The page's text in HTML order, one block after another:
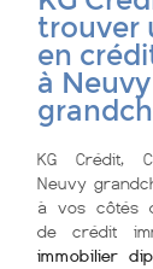
trouver
en
à Neuvy
KG Crédit,
Neuvy
à vos côtés
de crédit
immobilier